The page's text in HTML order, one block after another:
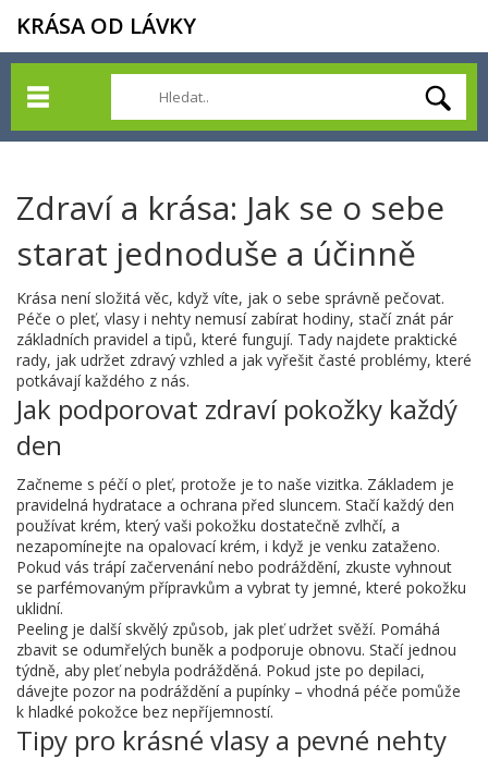
KRÁSA OD LÁVKY
Zdraví a krása: Jak se o sebe
starat jednoduše a účinně
Krása není složitá věc, když víte, jak o sebe správně pečovat.
Péče o pleť, vlasy i nehty nemusí zabírat hodiny, stačí znát pár
základních pravidel a tipů, které fungují. Tady najdete praktické
rady, jak udržet zdravý vzhled a jak vyřešit časté problémy, které
potkávají každého z nás.
Jak podporovat zdraví pokožky každý
den
Začneme s péčí o pleť, protože je to naše vizitka. Základem je
pravidelná hydratace a ochrana před sluncem. Stačí každý den
používat krém, který vaši pokožku dostatečně zvlhčí, a
nezapomínejte na opalovací krém, i když je venku zataženo.
Pokud vás trápí začervenání nebo podráždění, zkuste vyhnout
se parfémovaným přípravkům a vybrat ty jemné, které pokožku
uklidní.
Peeling je další skvělý způsob, jak pleť udržet svěží. Pomáhá
zbavit se odumřelých buněk a podporuje obnovu. Stačí jednou
týdně, aby pleť nebyla podrážděná. Pokud jste po depilaci,
dávejte pozor na podráždění a pupínky – vhodná péče pomůže
k hladké pokožce bez nepříjemností.
Tipy pro krásné vlasy a pevné nehty